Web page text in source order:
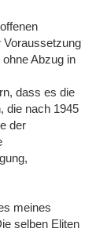
Voraussetzung
Abzug in
dass es die
die nach 1945
der
meines
selben Eliten